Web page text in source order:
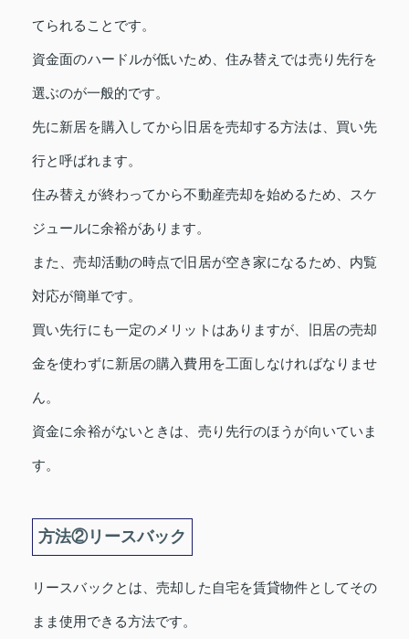
てられることです。
資金面のハードルが低いため、住み替えでは売り先行を
選ぶのが一般的です。
先に新居を購入してから旧居を売却する方法は、買い先
行と呼ばれます。
住み替えが終わってから不動産売却を始めるため、スケ
ジュールに余裕があります。
また、売却活動の時点で旧居が空き家になるため、内覧
対応が簡単です。
買い先行にも一定のメリットはありますが、旧居の売却
金を使わずに新居の購入費用を工面しなければなりませ
ん。
資金に余裕がないときは、売り先行のほうが向いていま
す。
方法②リースバック
リースバックとは、売却した自宅を賃貸物件としてその
まま使用できる方法です。